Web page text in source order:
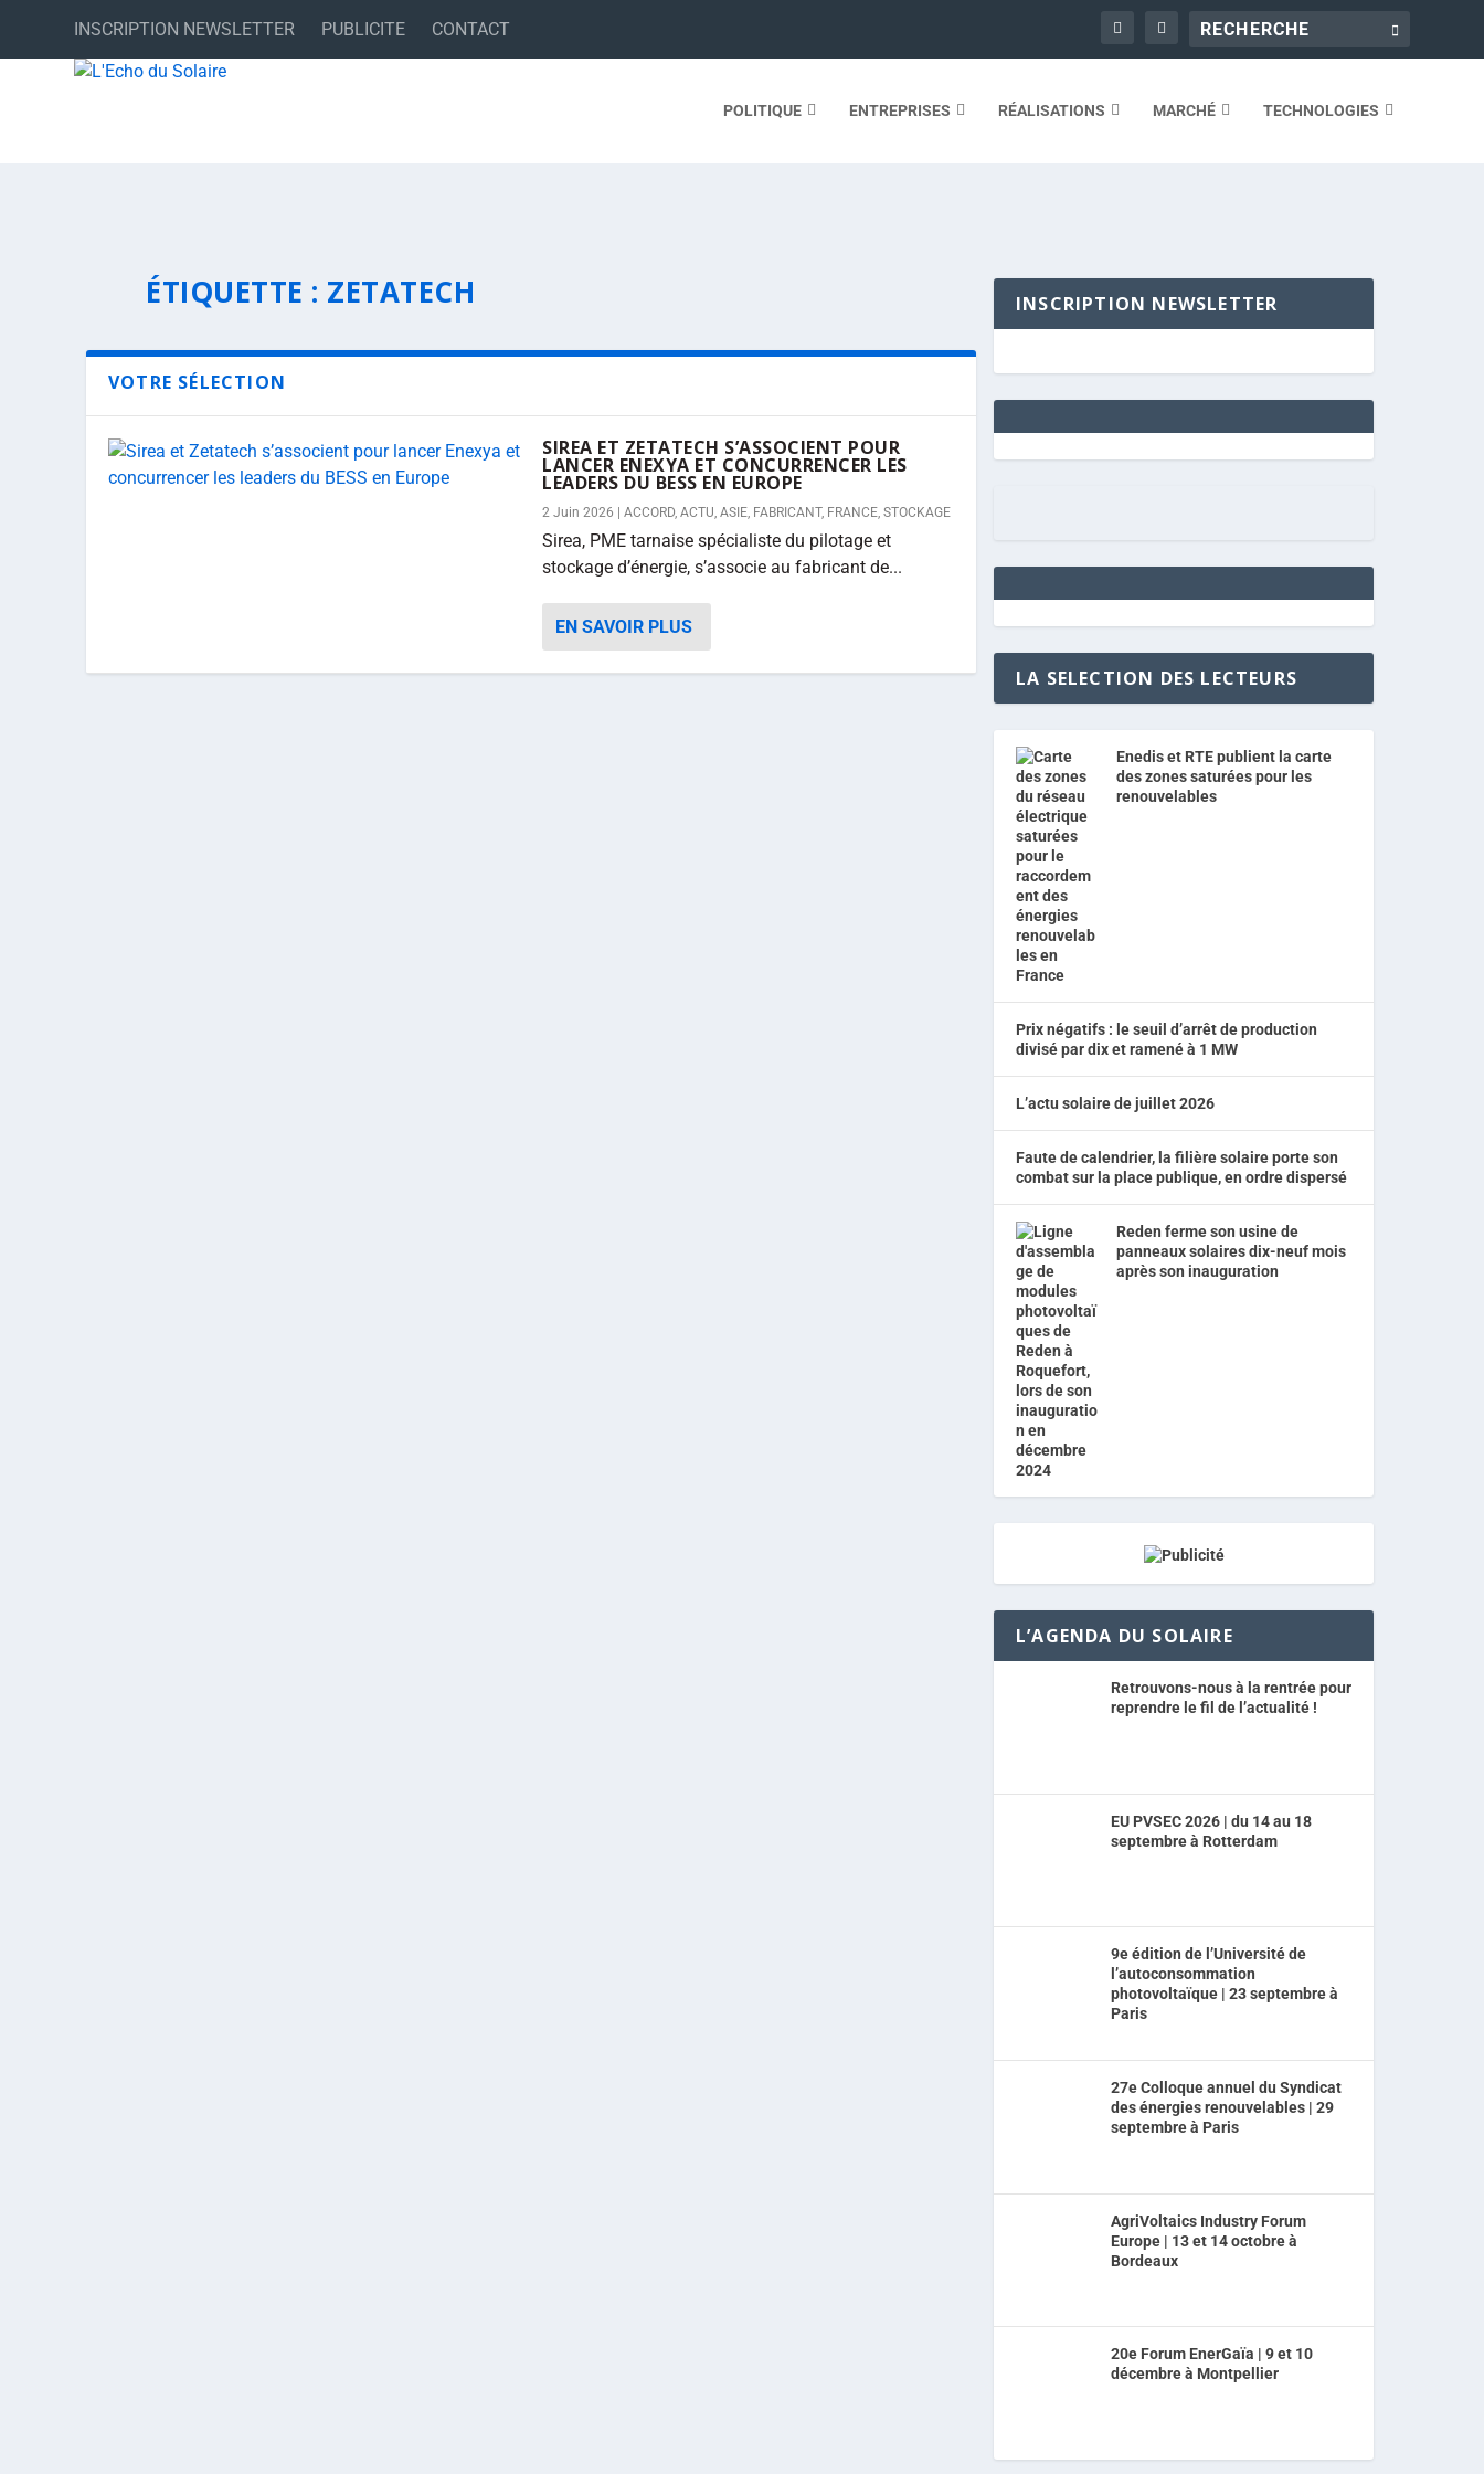
INSCRIPTION NEWSLETTER PUBLICITE CONTACT
POLITIQUE ENTREPRISES RÉALISATIONS MARCHÉ TECHNOLOGIES
ÉTIQUETTE : ZETATECH
VOTRE SÉLECTION
SIREA ET ZETATECH S’ASSOCIENT POUR
LANCER ENEXYA ET CONCURRENCER LES
LEADERS DU BESS EN EUROPE
2 Juin 2026 ACCORD, ACTU, ASIE, FABRICANT, FRANCE, STOCKAGE
Sirea, PME tarnaise spécialiste du pilotage et
stockage d’énergie, s’associe au fabricant de...
EN SAVOIR PLUS
INSCRIPTION NEWSLETTER
LA SELECTION DES LECTEURS
Enedis et RTE publient la carte
des zones saturées pour les
renouvelables
Prix négatifs : le seuil d’arrêt de production
divisé par dix et ramené à 1 MW
L’actu solaire de juillet 2026
Faute de calendrier, la filière solaire porte son
combat sur la place publique, en ordre dispersé
Reden ferme son usine de
panneaux solaires dix-neuf mois
après son inauguration
L’AGENDA DU SOLAIRE
Retrouvons-nous à la rentrée pour
reprendre le fil de l’actualité !
EU PVSEC 2026 | du 14 au 18
septembre à Rotterdam
9e édition de l’Université de
l’autoconsommation
photovoltaïque | 23 septembre à
Paris
27e Colloque annuel du Syndicat
des énergies renouvelables | 29
septembre à Paris
AgriVoltaics Industry Forum
Europe | 13 et 14 octobre à
Bordeaux
20e Forum EnerGaïa | 9 et 10
décembre à Montpellier